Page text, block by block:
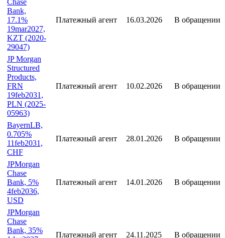
Bank,
17.1%
19mar2027,
KZT (2020-
29047)
Платежный агент 16.03.2026 В обращении
JP Morgan
Structured
Products,
FRN
19feb2031,
PLN (2025-
05963)
Платежный агент 10.02.2026 В обращении
BayernLB,
0.705%
11feb2031,
CHF
Платежный агент 28.01.2026 В обращении
JPMorgan
Chase
Bank, 5%
4feb2036,
USD
Платежный агент 14.01.2026 В обращении
JPMorgan
Chase
Bank, 35%
Платежный агент 24.11.2025 В обращении